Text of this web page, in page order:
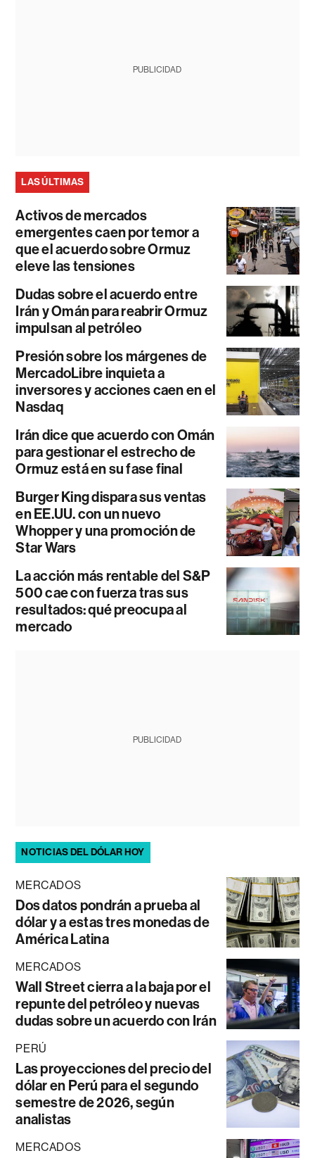
PUBLICIDAD
LAS ÚLTIMAS
Activos de mercados
emergentes caen por temor a
que el acuerdo sobre Ormuz
eleve las tensiones
Dudas sobre el acuerdo entre
Irán y Omán para reabrir Ormuz
impulsan al petróleo
Presión sobre los márgenes de
MercadoLibre inquieta a
inversores y acciones caen en el
Nasdaq
Irán dice que acuerdo con Omán
para gestionar el estrecho de
Ormuz está en su fase final
Burger King dispara sus ventas
en EE.UU. con un nuevo
Whopper y una promoción de
Star Wars
La acción más rentable del S&P
500 cae con fuerza tras sus
resultados: qué preocupa al
mercado
PUBLICIDAD
NOTICIAS DEL DÓLAR HOY
MERCADOS
Dos datos pondrán a prueba al
dólar y a estas tres monedas de
América Latina
MERCADOS
Wall Street cierra a la baja por el
repunte del petróleo y nuevas
dudas sobre un acuerdo con Irán
PERÚ
Las proyecciones del precio del
dólar en Perú para el segundo
semestre de 2026, según
analistas
MERCADOS